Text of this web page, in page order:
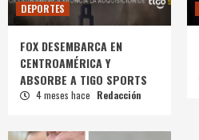
DEPORTES
FOX DESEMBARCA EN
CENTROAMÉRICA Y
ABSORBE A TIGO SPORTS
4 meses hace Redacción